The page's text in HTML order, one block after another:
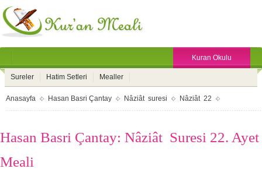
Kuran Okulu
Sureler Hatim Setleri Mealler
Anasayfa Hasan Basri Çantay Nâziât suresi Nâziât 22
Hasan Basri Çantay: Nâziât Suresi 22. Ayet
Meali